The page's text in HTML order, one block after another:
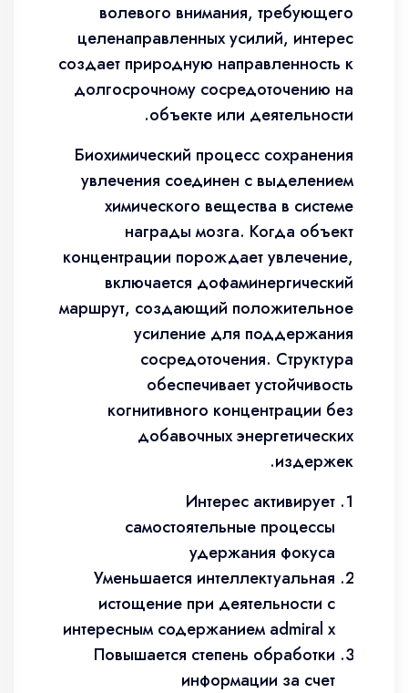
волевого внимания, требующего
целенаправленных усилий, интерес
создает природную направленность к
долгосрочному сосредоточению на
объекте или деятельности.
Биохимический процесс сохранения
увлечения соединен с выделением
химического вещества в системе
награды мозга. Когда объект
концентрации порождает увлечение,
включается дофаминергический
маршрут, создающий положительное
усиление для поддержания
сосредоточения. Структура
обеспечивает устойчивость
когнитивного концентрации без
добавочных энергетических
издержек.
Интерес активирует
самостоятельные процессы
удержания фокуса
Уменьшается интеллектуальная
истощение при деятельности с
интересным содержанием admiral x
Повышается степень обработки
информации за счет